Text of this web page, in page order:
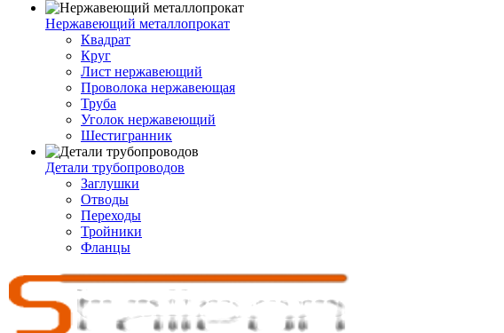
Нержавеющий металлопрокат
Квадрат
Круг
Лист нержавеющий
Проволока нержавеющая
Труба
Уголок нержавеющий
Шестигранник
Детали трубопроводов
Заглушки
Отводы
Переходы
Тройники
Фланцы